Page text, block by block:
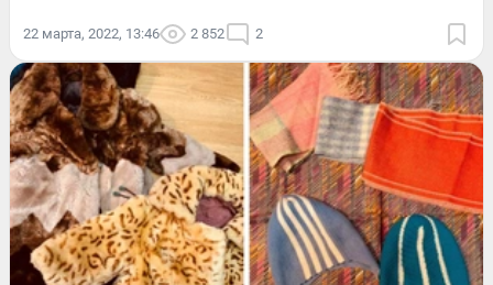
22 марта, 2022, 13:46 2 852 2